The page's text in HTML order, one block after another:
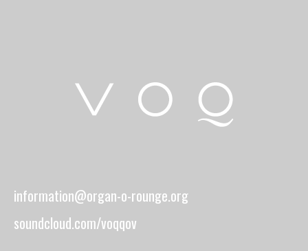
information@organ-o-rounge.org
soundcloud.com/voqqov